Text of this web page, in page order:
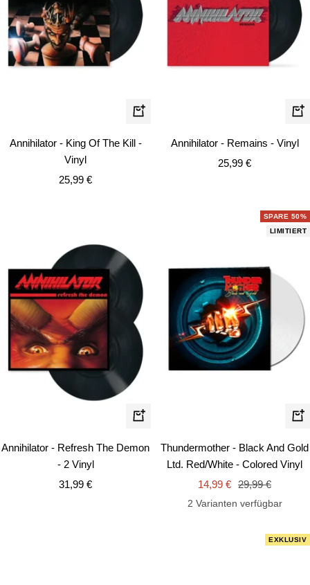
In
Annihilator - King Of The Kill -
Vinyl
Angebotspreis
25,99 €
In
Annihilator - Remains - Vinyl
Angebotspreis
25,99 €
In
Warenkorb
Annihilator - Refresh The Demon
- 2 Vinyl
Angebotspreis
31,99 €
SPARE 50%
LIMITIERT
In
Thundermother - Black And Gold
Ltd. Red/White - Colored Vinyl
Angebotspreis
14,99 € Regulärer
Preis
29,99 €
2 Varianten verfügbar
EXKLUSIV